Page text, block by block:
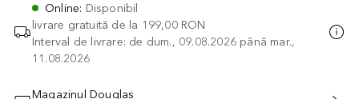
Online: Disponibil
livrare gratuită de la 199,00 RON
Interval de livrare: de dum., 09.08.2026 până mar.,
11.08.2026
Magazinul Douglas